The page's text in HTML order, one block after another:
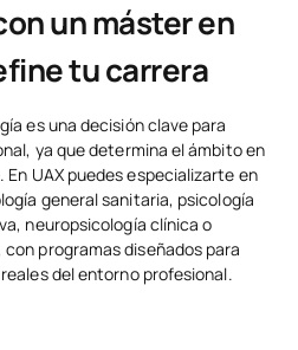
un máster en
tu carrera
es una decisión clave para
ya que determina el ámbito en
UAX puedes especializarte en
general sanitaria, psicología
neuropsicología clínica o
programas diseñados para
del entorno profesional.